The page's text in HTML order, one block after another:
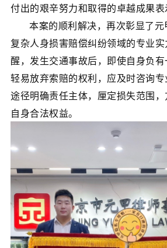
付出的艰辛努力和取得的卓越成果表
本案的顺利解决，再次彰显了
复杂人身损害赔偿纠纷领域的专业
醒，发生交通事故后，即使自身负
轻易放弃索赔的权利，应及时咨询
途径明确责任主体，厘定损失范围
自身合法权益。